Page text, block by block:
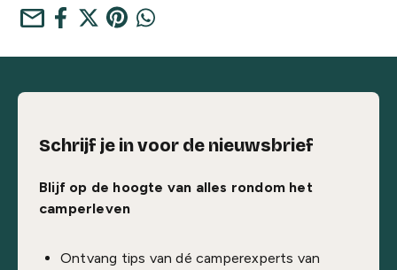
mail
Schrijf je in voor de nieuwsbrief
Blijf op de hoogte van alles rondom het
camperleven
Ontvang tips van dé camperexperts van